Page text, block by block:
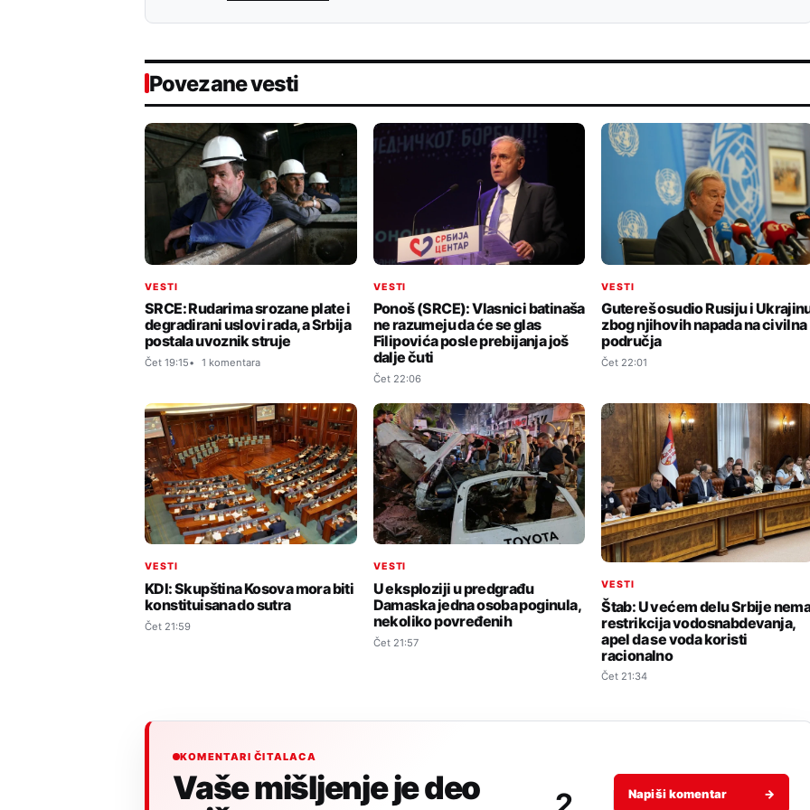
Povezane vesti
VESTI
SRCE: Rudarima srozane plate i
degradirani uslovi rada, a Srbija
postala uvoznik struje
Čet 19:15 1 komentara
VESTI
Ponoš (SRCE): Vlasnici batinaša
ne razumeju da će se glas
Filipovića posle prebijanja još
dalje čuti
Čet 22:06
VESTI
Gutereš osudio Rusiju i
zbog njihovih napada na civilna
područja
Čet 22:01
VESTI
KDI: Skupština Kosova mora biti
konstituisana do sutra
Čet 21:59
VESTI
U eksploziji u predgrađu
Damaska jedna osoba poginula,
nekoliko povređenih
Čet 21:57
VESTI
Štab: U većem delu Srbije
restrikcija vodosnabdevanja,
apel da se voda koristi
racionalno
Čet 21:34
KOMENTARI ČITALACA
Vaše mišljenje je deo
Napiši komentar →